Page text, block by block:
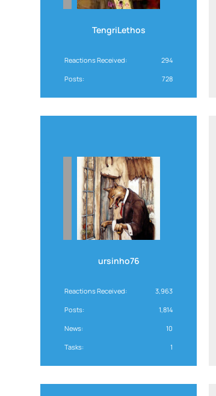
TengriLethos
Reactions Received 294
Posts 728
ursinho76
Reactions Received 3,963
Posts 1,814
News 10
Tasks 1